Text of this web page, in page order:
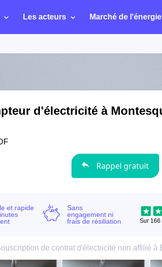
Les acteurs Marché de l'énergie